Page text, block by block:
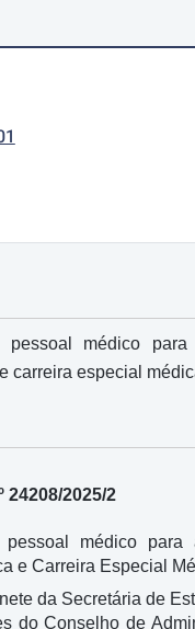
pessoal médico
carreira especial
24208/2025/2
médico
e Carreira Especial
da Secretária de
do Conselho de